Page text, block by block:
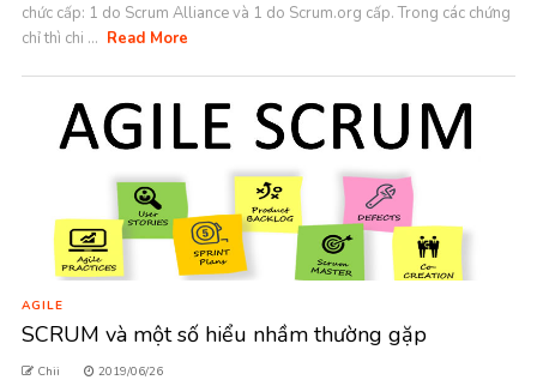
chức cấp: 1 do Scrum Alliance và 1 do Scrum.org cấp. Trong các chứng
chỉ thì chi ... Read More
AGILE
SCRUM và một số hiểu nhầm thường gặp
Chii 2019/06/26